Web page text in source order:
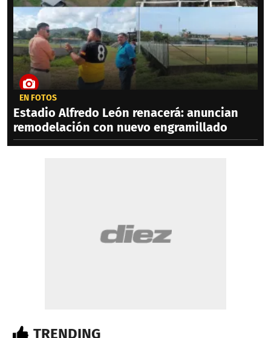
EN FOTOS
Estadio Alfredo León renacerá: anuncian
remodelación con nuevo engramillado
TRENDING